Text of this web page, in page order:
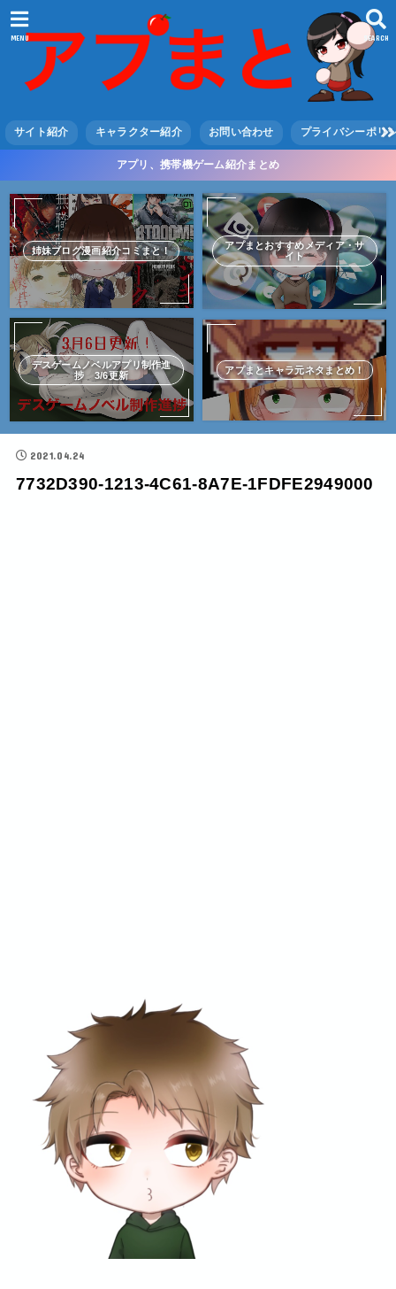
SEARCH
MENU
サイト紹介 キャラクター紹介 お問い合わせ プライバシーポリ
アプリ、携帯機ゲーム紹介まとめ
姉妹ブログ漫画紹介コミまと！
アプまとおすすめメディア・サ
イト
デスゲームノベルアプリ制作進
捗 3/6更新
アプまとキャラ元ネタまとめ！
2021.04.24
7732D390-1213-4C61-8A7E-1FDFE2949000